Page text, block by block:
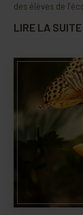
des élèves de
LIRE LA SUITE